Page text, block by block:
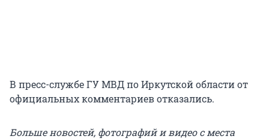
В пресс-службе ГУ МВД по Иркутской области от
официальных комментариев отказались.
Больше новостей, фотографий и видео с места